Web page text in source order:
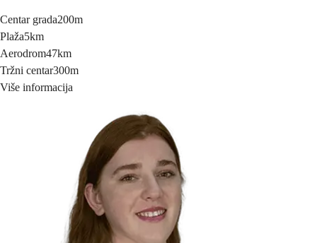
Centar grada200m
Plaža5km
Aerodrom47km
Tržni centar300m
Više informacija